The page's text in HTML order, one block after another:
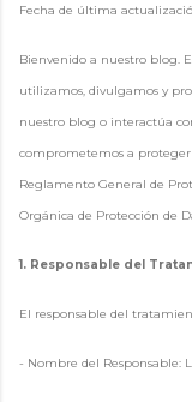
Fecha de última
Bienvenido a nuestro blog.
utilizamos, divulgamos y
nuestro blog o interactúa
comprometemos a
Reglamento General de
Orgánica de Protección de
1. Responsable del
El responsable del
- Nombre del Responsable: